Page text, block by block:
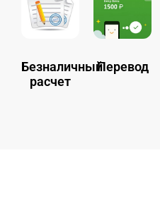
Безналичный
расчет
Перевод